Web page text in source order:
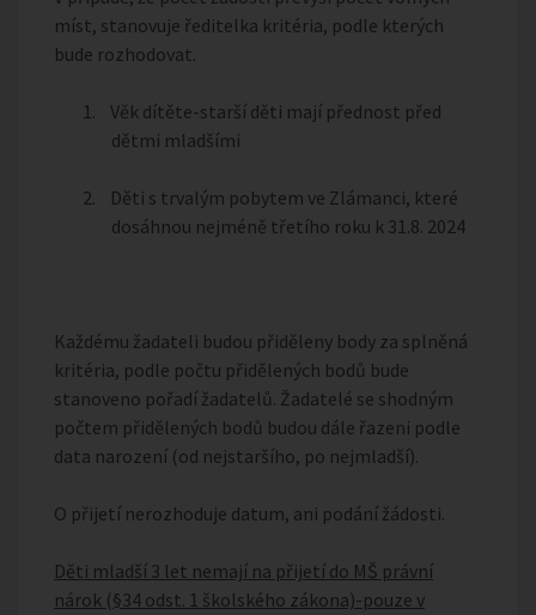
míst, stanovuje ředitelka kritéria, podle kterých
bude rozhodovat.
1.
Věk dítěte-starší děti mají přednost před
dětmi mladšími
2.
Děti s trvalým pobytem ve Zlámanci, které
dosáhnou nejméně třetího roku k 31.8. 2024
Každému žadateli budou přiděleny body za splněná
kritéria, podle počtu přidělených bodů bude
stanoveno pořadí žadatelů. Žadatelé se shodným
počtem přidělených bodů budou dále řazeni podle
data narození (od nejstaršího, po nejmladší).
O přijetí nerozhoduje datum, ani podání žádosti.
Děti mladší 3 let nemají na přijetí do MŠ právní
nárok (§34 odst. 1 školského zákona)-pouze v